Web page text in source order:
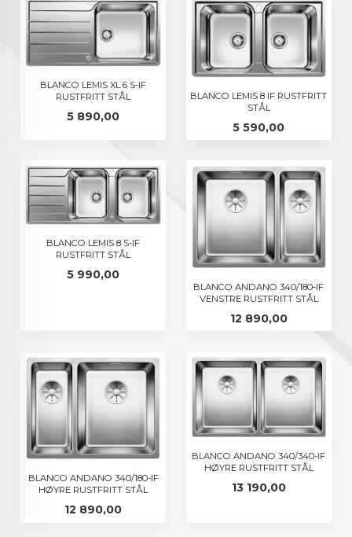
BLANCO LEMIS XL 6 S-IF
RUSTFRITT STÅL
Pris
5 890,00
BLANCO LEMIS 8 IF RUSTFRITT
STÅL
Pris
5 590,00
BLANCO LEMIS 8 S-IF
RUSTFRITT STÅL
Pris
5 990,00
BLANCO ANDANO 340/180-IF
VENSTRE RUSTFRITT STÅL
Pris
12 890,00
BLANCO ANDANO 340/180-IF
HØYRE RUSTFRITT STÅL
Pris
12 890,00
BLANCO ANDANO 340/340-IF
HØYRE RUSTFRITT STÅL
Pris
13 190,00